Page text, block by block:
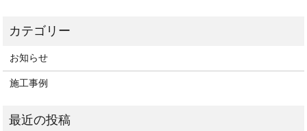
お知らせ
施工事例